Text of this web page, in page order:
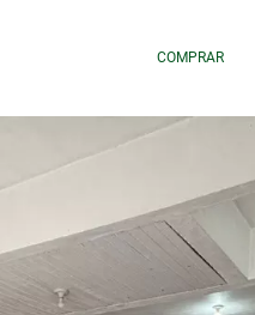
COMPRAR